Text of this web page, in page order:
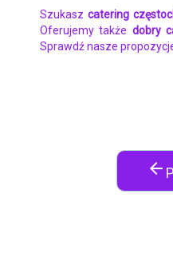
Szukasz catering
Oferujemy także dobry
Sprawdź nasze
arrow_back